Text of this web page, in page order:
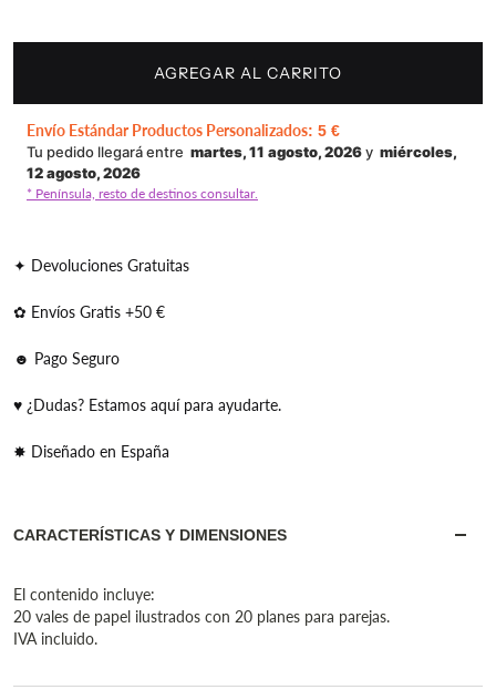
AGREGAR AL CARRITO
Envío Estándar Productos Personalizados: 5 €
Tu pedido llegará entre martes, 11 agosto, 2026y miércoles,
12 agosto, 2026
* Península, resto de destinos consultar.
✦ Devoluciones Gratuitas
✿ Envíos Gratis +50 €
☻ Pago Seguro
♥ ¿Dudas? Estamos aquí para ayudarte.
✸ Diseñado en España
CARACTERÍSTICAS Y DIMENSIONES
El contenido incluye:
20 vales de papel ilustrados con 20 planes para parejas.
IVA incluido.